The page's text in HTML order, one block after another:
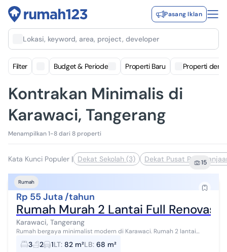
Pasang Iklan
Lokasi, keyword, area, project, developer
Filter Budget & Periode Properti Baru Properti
Kontrakan Minimalis di
Karawaci, Tangerang
Menampilkan 1-8 dari 8 properti
Kata Kunci Populer | Dekat Sekolah (3) Dekat Pusat 15
Rumah
Rp 55 Juta /tahun
Rumah Murah 2 Lantai Full
Karawaci, Tangerang
Rumah bergaya minimalist modern di Karawaci. Rumah 2 lantai
berkonsep minimalis modern ini, disewakan dengan pemandangan
asri yang menambah nilai...
3 2 1LT: 82 m²LB: 68 m²